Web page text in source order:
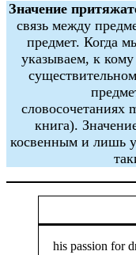
Значение
связь между
предмет. Когда
указываем, к
словосочетаниях
книга).
косвенным и лишь
his passion for